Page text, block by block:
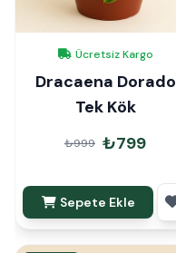
Ücretsiz Kargo
Dracaena Dorado
Tek Kök
₺999 ₺799
Sepete Ekle